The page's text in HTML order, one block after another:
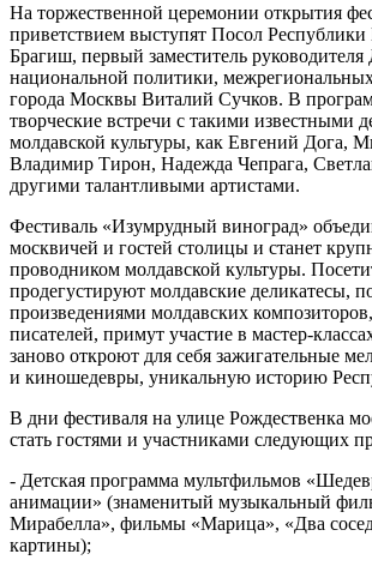
На торжественной церемонии открытия
приветствием выступят Посол
Брагиш, первый заместитель руководителя
национальной политики,
города Москвы Виталий Сучков. В
творческие встречи с такими известными
молдавской культуры, как Евгений Дога,
Владимир Тирон, Надежда Чепрага,
другими талантливыми артистами.
Фестиваль «Изумрудный виноград»
москвичей и гостей столицы и станет
проводником молдавской культуры.
продегустируют молдавские деликатесы,
произведениями молдавских
писателей, примут участие в мастер-
заново откроют для себя зажигательные
и киношедевры, уникальную историю
В дни фестиваля на улице Рождественка
стать гостями и участниками следующих
- Детская программа мультфильмов
анимации» (знаменитый музыкальный
Мирабелла», фильмы «Марица», «Два
картины);